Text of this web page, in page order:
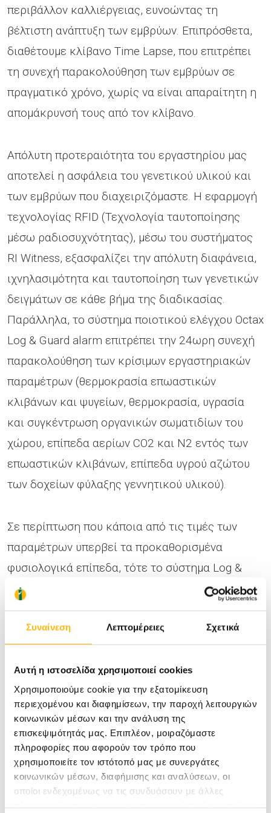
Συναίνεση Λεπτομέρειες Σχετικά
Αυτή η ιστοσελίδα χρησιμοποιεί cookies
Χρησιμοποιούμε cookie για την εξατομίκευση
περιεχομένου και διαφημίσεων, την παροχή λειτουργιών
κοινωνικών μέσων και την ανάλυση της
επισκεψιμότητάς μας. Επιπλέον, μοιραζόμαστε
πληροφορίες που αφορούν τον τρόπο που
χρησιμοποιείτε τον ιστότοπό μας με συνεργάτες
κοινωνικών μέσων, διαφήμισης και αναλύσεων, οι
οποίοι ενδεχομένως να τις συνδυάσουν με άλλες
πληροφορίες που τους έχετε παραχωρήσει ή τις οποίες
περιβάλλον καλλιέργειας, ευνοώντας τη
βέλτιστη ανάπτυξη των εμβρύων. Επιπρόσθετα,
διαθέτουμε κλίβανο Time Lapse, που επιτρέπει
τη συνεχή παρακολούθηση των εμβρύων σε
πραγματικό χρόνο, χωρίς να είναι απαραίτητη η
απομάκρυνσή τους από τον κλίβανο.
Απόλυτη προτεραιότητα του εργαστηρίου μας
αποτελεί η ασφάλεια του γενετικού υλικού και
των εμβρύων που διαχειριζόμαστε. Η εφαρμογή
τεχνολογίας RFID (Τεχνολογία ταυτοποίησης
μέσω ραδιοσυχνότητας), μέσω του συστήματος
RI Witness, εξασφαλίζει την απόλυτη διαφάνεια,
ιχνηλασιμότητα και ταυτοποίηση των γενετικών
δειγμάτων σε κάθε βήμα της διαδικασίας.
Παράλληλα, το σύστημα ποιοτικού ελέγχου Octax
Log & Guard alarm επιτρέπει την 24ωρη συνεχή
παρακολούθηση των κρίσιμων εργαστηριακών
παραμέτρων (θερμοκρασία επωαστικών
κλιβάνων και ψυγείων, θερμοκρασία, υγρασία
και συγκέντρωση οργανικών σωματιδίων του
χώρου, επίπεδα αερίων CO2 και N2 εντός των
επωαστικών κλιβάνων, επίπεδα υγρού αζώτου
των δοχείων φύλαξης γεννητικού υλικού).
Σε περίπτωση που κάποια από τις τιμές των
παραμέτρων υπερβεί τα προκαθορισμένα
φυσιολογικά επίπεδα, τότε το σύστημα Log &
Guard εκπέμπει συναγερμό με οπτικά και
ακουστικά μέσα και στέλνει άμεσα ενημερωτικό
μήνυμα στο εξειδικευμένο προσωπικό. Έτσι
εργαστηρίου σε καθημερινή βάση.
Η αποτελεσματικότητα ενός εργαστηρίου, όμως,
δεν μπορεί να διασφαλιστεί αν δεν στελεχώνεται
από τους κατάλληλους ανθρώπους. Η
επιστημονική κατάρτιση του προσωπικού, σε
συνδυασμό με την ειλικρινή αγάπη τους γι’ αυτή